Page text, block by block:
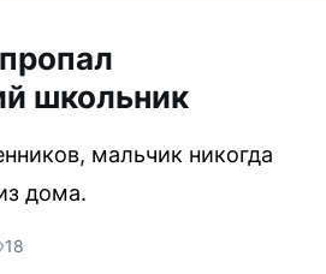
школьник
мальчик никогда
дома.
18